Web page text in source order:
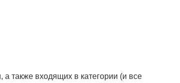
а также входящих в категории (и все